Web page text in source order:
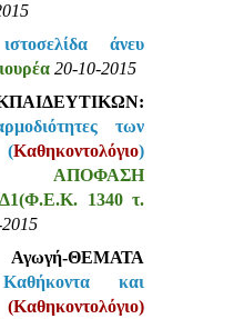
άνευ
20-10-2015
των
(Καθηκοντολόγιο)
ΑΠΟΦΑΣΗ
Δ1(Φ.Ε.Κ. 1340 τ.
ΘΕΜΑΤΑ
και
(Καθηκοντολόγιο)